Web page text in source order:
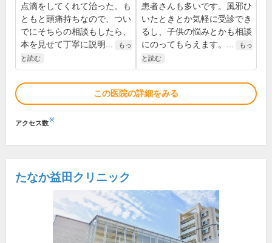
点滴をしてくれて治った。も
ともと頭痛持ちなので、つい
でにそちらの相談もしたら、
本を見せて丁寧に説明...
もっ
と読む
患者さんも多いです。風邪ひ
いたときとか気軽に受診でき
るし、子供の悩みとかも相談
にのってもらえます。...
もっ
と読む
この医院の詳細をみる
アクセス数※
たなか益田クリニック